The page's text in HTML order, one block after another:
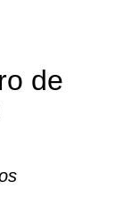
de